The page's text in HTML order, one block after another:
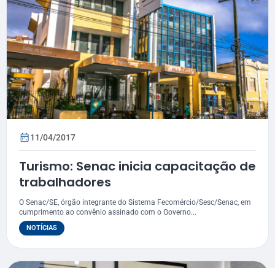
11/04/2017
Turismo: Senac inicia capacitação de
trabalhadores
O Senac/SE, órgão integrante do Sistema Fecomércio/Sesc/Senac, em
cumprimento ao convênio assinado com o Governo...
NOTÍCIAS